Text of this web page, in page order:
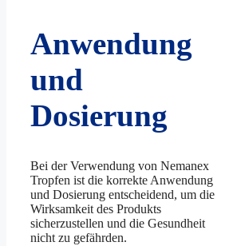
Anwendung
und
Dosierung
Bei der Verwendung von Nemanex
Tropfen ist die korrekte Anwendung
und Dosierung entscheidend, um die
Wirksamkeit des Produkts
sicherzustellen und die Gesundheit
nicht zu gefährden.